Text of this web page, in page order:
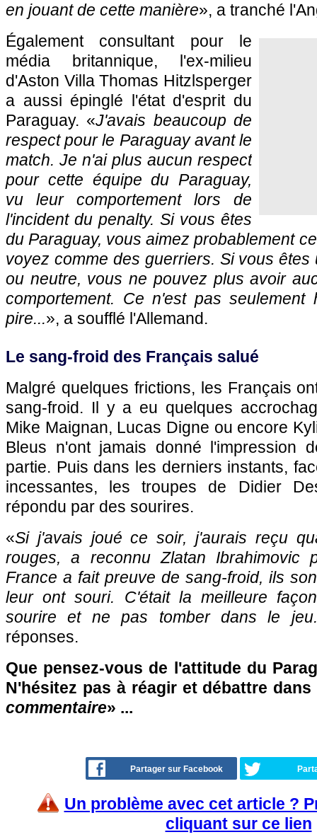
en jouant de cette manière», a tranché
Également consultant pour le
média britannique, l'ex-milieu
d'Aston Villa Thomas Hitzlsperger
a aussi épinglé l'état d'esprit du
Paraguay. «J'avais beaucoup de
respect pour le Paraguay avant le
match. Je n'ai plus aucun respect
pour cette équipe du Paraguay,
vu leur comportement lors de
l'incident du penalty. Si vous êtes
du Paraguay, vous aimez probablement
voyez comme des guerriers. Si vous
ou neutre, vous ne pouvez plus avoir
comportement. Ce n'est pas seulement
pire...», a soufflé l'Allemand.
Le sang-froid des Français salué
Malgré quelques frictions, les Français
sang-froid. Il y a eu quelques
Mike Maignan, Lucas Digne ou encore
Bleus n'ont jamais donné l'impression
partie. Puis dans les derniers instants,
incessantes, les troupes de Didier
répondu par des sourires.
«Si j'avais joué ce soir, j'aurais reçu
rouges, a reconnu Zlatan Ibrahimovic
France a fait preuve de sang-froid, ils
leur ont souri. C'était la meilleure
sourire et ne pas tomber dans le jeu.
réponses.
Que pensez-vous de l'attitude du
N'hésitez pas à réagir et débattre dans
commentaire» ...
Partager sur Facebook
Un problème avec cet article ?
cliquant sur ce lien